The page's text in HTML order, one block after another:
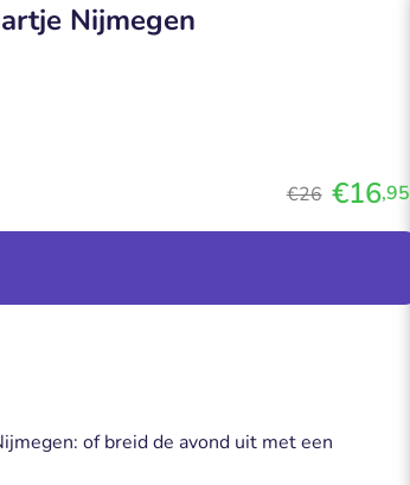
Nijmegen
€26 €16,95
of breid de avond uit met een